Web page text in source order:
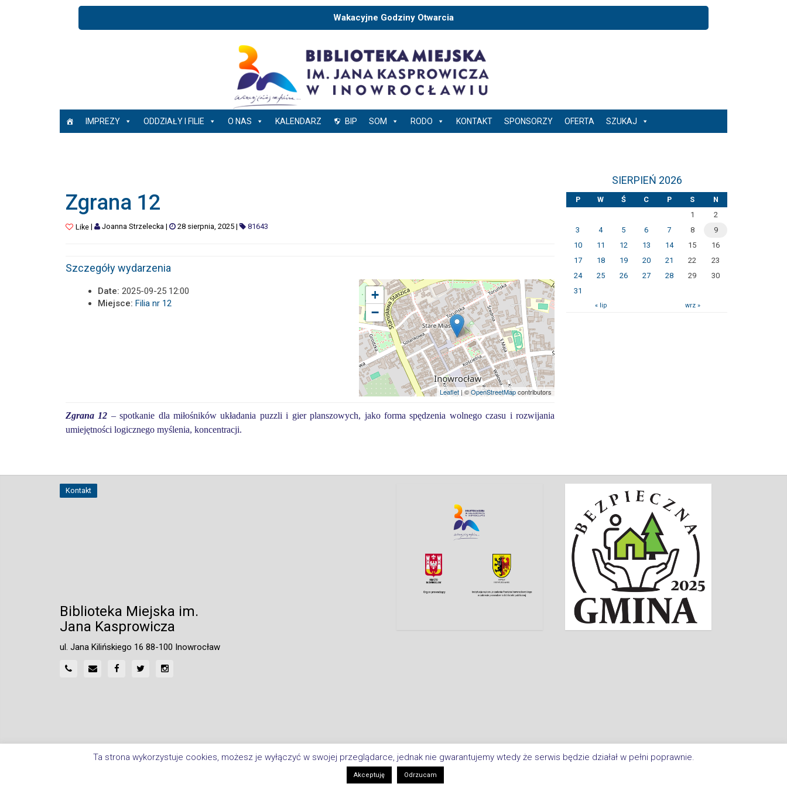
Wakacyjne Godziny Otwarcia
IMPREZY ODDZIAŁY I FILIE O NAS KALENDARZ BIP SOM RODO KONTAKT SPONSORZY OFERTA SZUKAJ
Zgrana 12
Like| Joanna Strzelecka| 28 sierpnia, 2025| 81643
Szczegóły wydarzenia
Date: 2025-09-25 12:00
Miejsce: Filia nr 12
+
−
Leaflet | ©OpenStreetMapcontributors
Zgrana 12 – spotkanie dla miłośników układania puzzli i gier planszowych, jako forma spędzenia wolnego czasu i rozwijania
umiejętności logicznego myślenia, koncentracji.
SIERPIEŃ 2026
P W Ś C P S
N
1
2
3
4 5 6 7 8
9
10
11 12 13 14 15
16
17
18 19 20 21 22
23
24
25 26 27 28 29
30
31
« lip wrz »
Kontakt
Biblioteka Miejska im.
Jana Kasprowicza
ul. Jana Kilińskiego 16 88-100 Inowrocław
Copyright © 2026 Biblioteka Miejska Im. Jana Kasprowicza W Inowrocławiu. All Rights Reserved.
Ta strona wykorzystuje cookies, możesz je wyłączyć w swojej przeglądarce, jednak nie gwarantujemy wtedy że serwis będzie działał w pełni poprawnie.
Akceptuję Odrzucam